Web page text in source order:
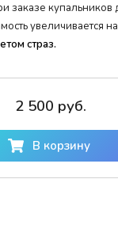
заказе купальников
увеличивается
страз.
2 500 руб.
В корзину